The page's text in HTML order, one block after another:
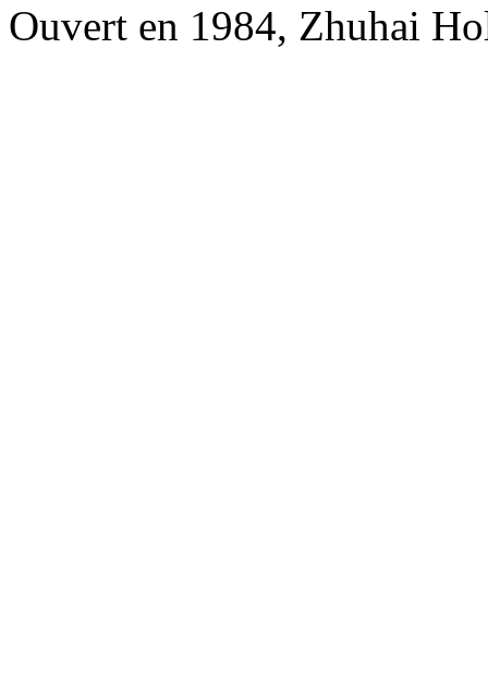
Ouvert en 1984, Zhuhai